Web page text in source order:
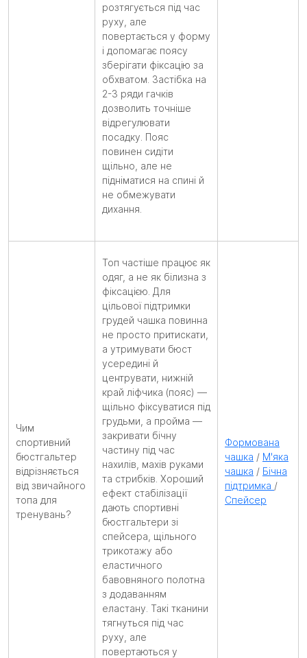
розтягується під час
руху, але
повертається у форму
і допомагає поясу
зберігати фіксацію за
обхватом. Застібка на
2-3 ряди гачків
дозволить точніше
відрегулювати
посадку. Пояс
повинен сидіти
щільно, але не
підніматися на спині й
не обмежувати
дихання.
Чим
спортивний
бюстгальтер
відрізняється
від звичайного
топа для
тренувань?
Топ частіше працює як
одяг, а не як білизна з
фіксацією. Для
цільової підтримки
грудей чашка повинна
не просто притискати,
а утримувати бюст
усередині й
центрувати, нижній
край ліфчика (пояс) —
щільно фіксуватися під
грудьми, а пройма —
закривати бічну
частину під час
нахилів, махів руками
та стрибків. Хороший
ефект стабілізації
дають спортивні
бюстгальтери зі
спейсера, щільного
трикотажу або
еластичного
бавовняного полотна
з додаванням
еластану. Такі тканини
тягнуться під час
руху, але
повертаються у
Формована
чашка / М'яка
чашка / Бічна
підтримка /
Спейсер